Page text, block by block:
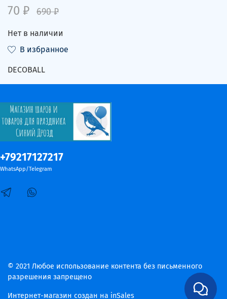
70 ₽ 690 ₽
Нет в наличии
В избранное
DECOBALL
+79217127217
WhatsApp/Telegram
© 2021 Любое использование контента без письменного
разрешения запрещено
Интернет-магазин создан на inSales